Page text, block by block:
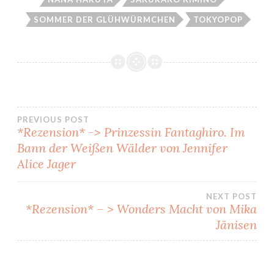
SOMMER DER GLÜHWÜRMCHEN TOKYOPOP
Beitragsnavigation
PREVIOUS POST
*Rezension* -> Prinzessin Fantaghiro. Im
Bann der Weißen Wälder von Jennifer
Alice Jager
NEXT POST
*Rezension* – > Wonders Macht von Mika
Jänisen